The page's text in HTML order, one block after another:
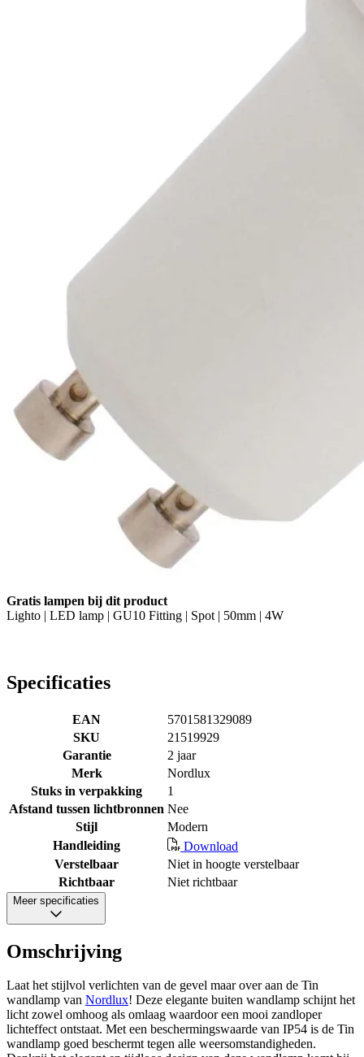
Gratis lampen bij dit product
Lighto | LED lamp | GU10 Fitting | Spot | 50mm | 4W
Specificaties
EAN
5701581329089
SKU
21519929
Garantie
2 jaar
Merk
Nordlux
Stuks in verpakking
1
Afstand tussen lichtbronnen Nee
Stijl
Modern
Handleiding
Download
Verstelbaar
Niet in hoogte verstelbaar
Richtbaar
Niet richtbaar
Meer specificaties
Omschrijving
Laat het stijlvol verlichten van de gevel maar over aan de Tin
wandlamp van Nordlux! Deze elegante buiten wandlamp schijnt het
licht zowel omhoog als omlaag waardoor een mooi zandloper
lichteffect ontstaat. Met een beschermingswaarde van IP54 is de Tin
wandlamp goed beschermt tegen alle weersomstandigheden.